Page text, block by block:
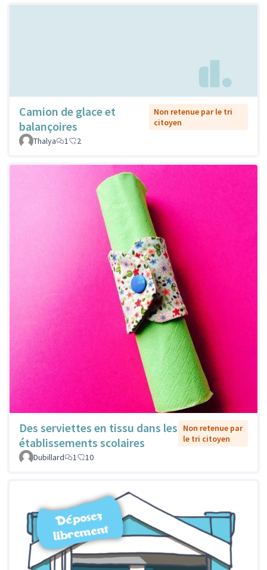
Camion de glace et
balançoires
Non retenue par le tri
citoyen
Thalya
1 2
Des serviettes en tissu dans les
établissements scolaires
Non retenue par
le tri citoyen
Dubillard
1 10